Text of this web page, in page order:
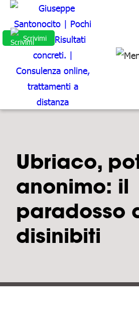
Scrivimi
Ubriaco,
anonimo: il
paradosso
disinibiti